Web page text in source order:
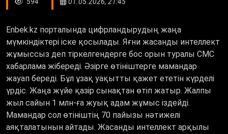
Enbek.kz порталында цифрландырудың жаңа
мүмкіндіктері іске қосылады. Яғни жасанды интеллект
жұмыссыз деп тіркелгендерге бос орын туралы СМС
хабарлама жібереді. Әзірге өтініштерге мамандар
жауап береді. Бұл ұзақ уақытты қажет ететін күрделі
үрдіс. Жаңа жүйе қазір сынақтан өтіп жатыр. Жалпы
жыл сайын 1 млн-ға жуық адам жұмыс іздейді.
Мамандар сол өтініштің 70 пайызы нәтижелі
аяқталатынын айтады. Жасанды интеллект арқылы